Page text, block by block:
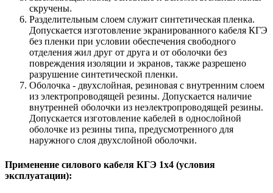
скручены.
Разделительным слоем служит синтетическая пленка.
Допускается изготовление экранированного кабеля КГЭ
без пленки при условии обеспечения свободного
отделения жил друг от друга и от оболочки без
повреждения изоляции и экранов, также разрешено
разрушение синтетической пленки.
Оболочка - двухслойная, резиновая с внутренним слоем
из электропроводящей резины. Допускается наличие
внутренней оболочки из неэлектропроводящей резины.
Допускается изготовление кабелей в однослойной
оболочке из резины типа, предусмотренного для
наружного слоя двухслойной оболочки.
Применение силового кабеля КГЭ 1х4 (условия
эксплуатации):